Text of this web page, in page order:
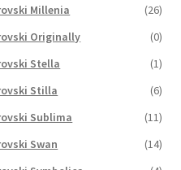
Millenia
(26)
Originally
(0)
Stella
(1)
Stilla
(6)
Sublima
(11)
Swan
(14)